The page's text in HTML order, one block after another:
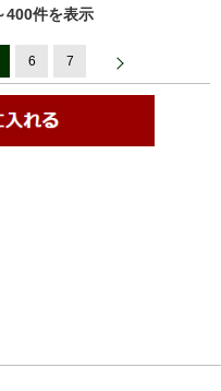
400件を表示
6 7